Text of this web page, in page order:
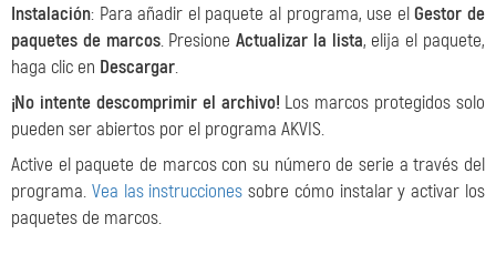
Instalación: Para añadir el paquete al programa, use elGestor de
paquetes de marcos. PresioneActualizar la lista, elija el paquete,
haga clic en Descargar.
¡No intente descomprimir el archivo! Los marcos protegidos solo
pueden ser abiertos por el programa AKVIS.
Active el paquete de marcos con su número de serie a través del
programa. Vea las instrucciones sobre cómo instalar y activar los
paquetes de marcos.